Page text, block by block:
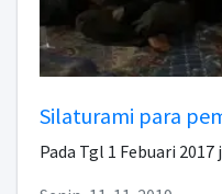
Silaturami para
Pada Tgl 1 Febuari